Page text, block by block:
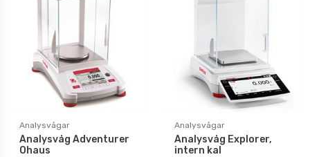
Analysvågar
Analysvåg Adventurer
Ohaus
Analysvågar
Analysvåg Explorer,
intern kal